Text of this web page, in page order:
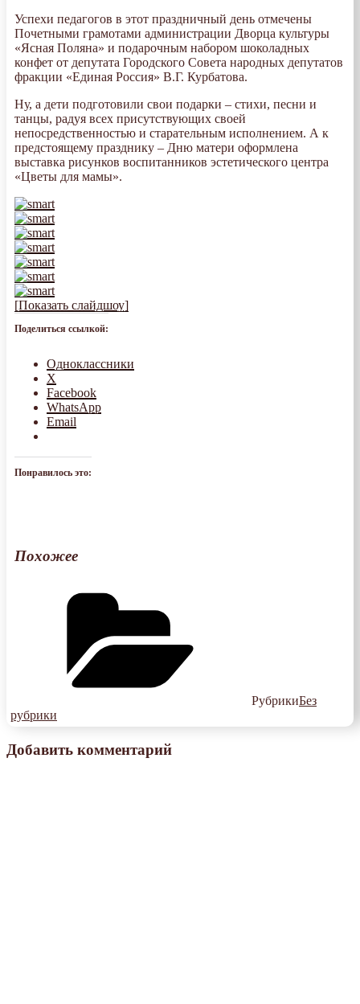
Успехи педагогов в этот праздничный день отмечены
Почетными грамотами администрации Дворца культуры
«Ясная Поляна» и подарочным набором шоколадных
конфет от депутата Городского Совета народных депутатов
фракции «Единая Россия» В.Г. Курбатова.
Ну, а дети подготовили свои подарки – стихи, песни и
танцы, радуя всех присутствующих своей
непосредственностью и старательным исполнением. А к
предстоящему празднику – Дню матери оформлена
выставка рисунков воспитанников эстетического центра
«Цветы для мамы».
[Показать слайдшоу]
Поделиться ссылкой:
Одноклассники
X
Facebook
WhatsApp
Email
Понравилось это:
Похожее
РубрикиБез
рубрики
Добавить комментарий